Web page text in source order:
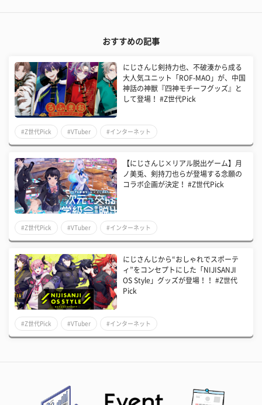
おすすめの記事
にじさんじ剣持力也、不破湊から成る
大人気ユニット「ROF-MAO」が、中国
神話の神獣『四神モチーフグッズ』と
して登場！ #Z世代Pick
#Z世代Pick #VTuber #インターネット
【にじさんじ×リアル脱出ゲーム】月
ノ美兎、剣持刀也らが登場する念願の
コラボ企画が決定！ #Z世代Pick
#Z世代Pick #VTuber #インターネット
にじさんじから“おしゃれでスポーテ
ィ”をコンセプトにした「NIJISANJI
OS Style」グッズが登場！！ #Z世代
Pick
#Z世代Pick #VTuber #インターネット